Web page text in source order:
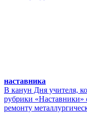
наставника
В канун Дня учителя,
рубрики «Наставники»
ремонту